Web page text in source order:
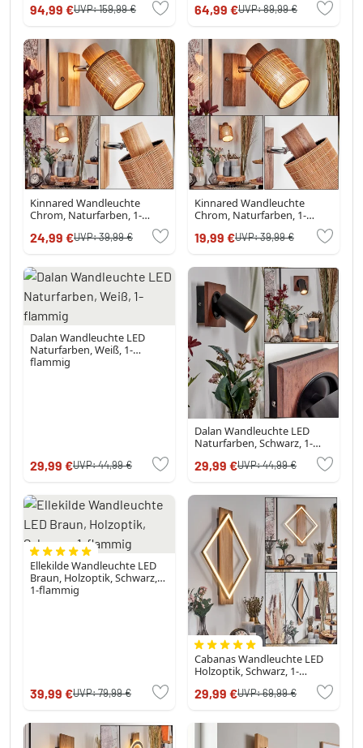
94,99 €UVP:159,99 € 64,99 €UVP:89,99 €
Kinnared Wandleuchte
Chrom, Naturfarben, 1-
24,99 €UVP:39,99 €
Kinnared Wandleuchte
Chrom, Naturfarben, 1-
19,99 €UVP:39,99 €
Dalan Wandleuchte LED
Naturfarben, Weiß, 1-
flammig
29,99 €UVP:44,99 €
Dalan Wandleuchte LED
Naturfarben, Schwarz, 1-
29,99 €UVP:44,99 €
Ellekilde Wandleuchte LED
Braun, Holzoptik, Schwarz,
1-flammig
39,99 €UVP:79,99 €
Cabanas Wandleuchte LED
Holzoptik, Schwarz, 1-
29,99 €UVP:69,99 €